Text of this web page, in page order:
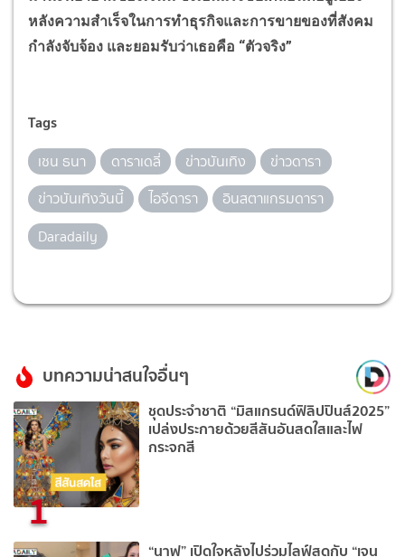
หลังความสำเร็จในการทำธุรกิจและการขายของที่สังคม
กำลังจับจ้อง และยอมรับว่าเธอคือ “ตัวจริง”
Tags
เชน ธนา ดาราเดลี่ ข่าวบันเทิง
ข่าวดารา
ข่าวบันเทิงวันนี้
ไอจีดารา
อินสตาแกรมดารา
Daradaily
บทความน่าสนใจอื่นๆ
1
ชุดประจำชาติ “มิสแกรนด์ฟิลิปปินส์2025”
เปล่งประกายด้วยสีสันอันสดใสและไฟ
กระจกสี
“นาฟ” เปิดใจหลังไปร่วมไลฟ์สดกับ “เจน